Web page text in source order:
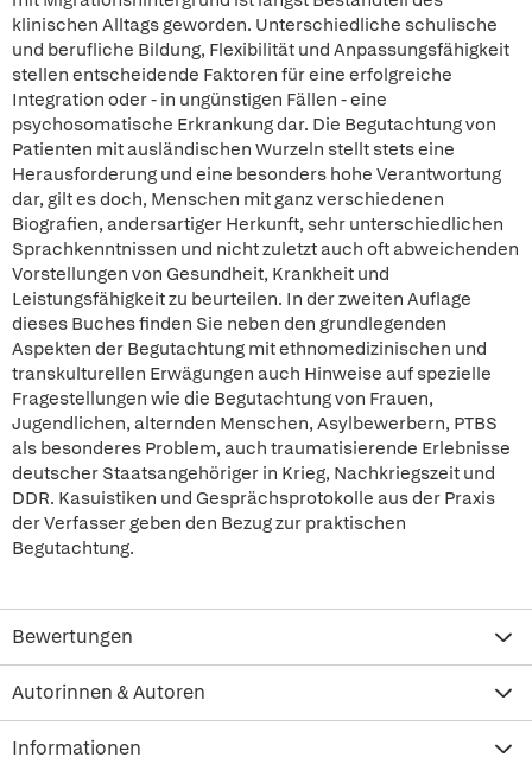
klinischen Alltags geworden. Unterschiedliche schulische
und berufliche Bildung, Flexibilität und Anpassungsfähigkeit
stellen entscheidende Faktoren für eine erfolgreiche
Integration oder - in ungünstigen Fällen - eine
psychosomatische Erkrankung dar. Die Begutachtung von
Patienten mit ausländischen Wurzeln stellt stets eine
Herausforderung und eine besonders hohe Verantwortung
dar, gilt es doch, Menschen mit ganz verschiedenen
Biografien, andersartiger Herkunft, sehr unterschiedlichen
Sprachkenntnissen und nicht zuletzt auch oft abweichenden
Vorstellungen von Gesundheit, Krankheit und
Leistungsfähigkeit zu beurteilen. In der zweiten Auflage
dieses Buches finden Sie neben den grundlegenden
Aspekten der Begutachtung mit ethnomedizinischen und
transkulturellen Erwägungen auch Hinweise auf spezielle
Fragestellungen wie die Begutachtung von Frauen,
Jugendlichen, alternden Menschen, Asylbewerbern, PTBS
als besonderes Problem, auch traumatisierende Erlebnisse
deutscher Staatsangehöriger in Krieg, Nachkriegszeit und
DDR. Kasuistiken und Gesprächsprotokolle aus der Praxis
der Verfasser geben den Bezug zur praktischen
Begutachtung.
Bewertungen
Autorinnen & Autoren
Informationen